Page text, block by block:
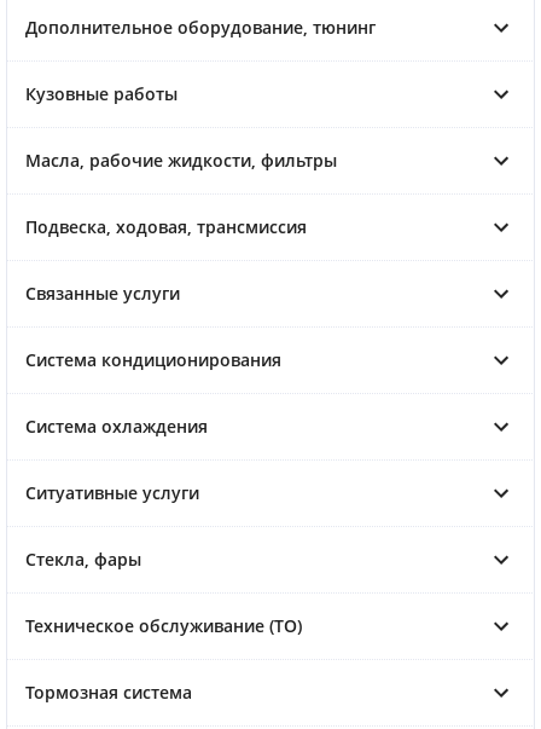
Дополнительное оборудование, тюнинг
Кузовные работы
Масла, рабочие жидкости, фильтры
Подвеска, ходовая, трансмиссия
Связанные услуги
Система кондиционирования
Система охлаждения
Ситуативные услуги
Стекла, фары
Техническое обслуживание (ТО)
Тормозная система